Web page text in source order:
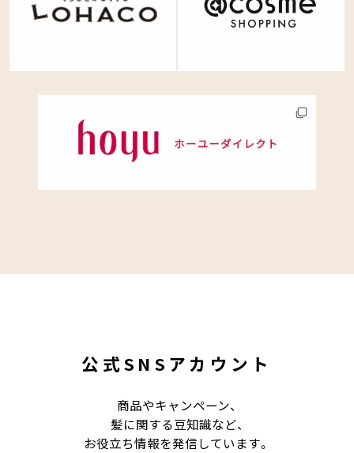
公式SNSアカウント
商品やキャンペーン、
髪に関する豆知識など、
お役立ち情報を発信しています。